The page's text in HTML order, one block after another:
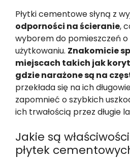
Płytki cementowe słyną z
odporności na ścieranie,
wyborem do pomieszczeń
użytkowaniu. Znakomicie
miejscach takich jak
gdzie narażone są na
przekłada się na ich
zapomnieć o szybkich
ich trwałością przez długie
Jakie są
płytek